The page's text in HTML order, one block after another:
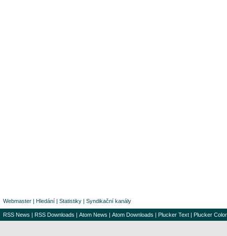
Webmaster | Hledání | Statistiky | Syndikační kanály
RSS News | RSS Downloads | Atom News | Atom Downloads | Plucker Text | Plucker Color